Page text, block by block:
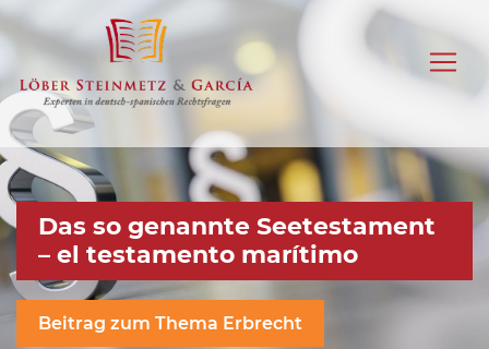
Das so genannte Seetestament
– el testamento marítimo
Beitrag zum Thema Erbrecht